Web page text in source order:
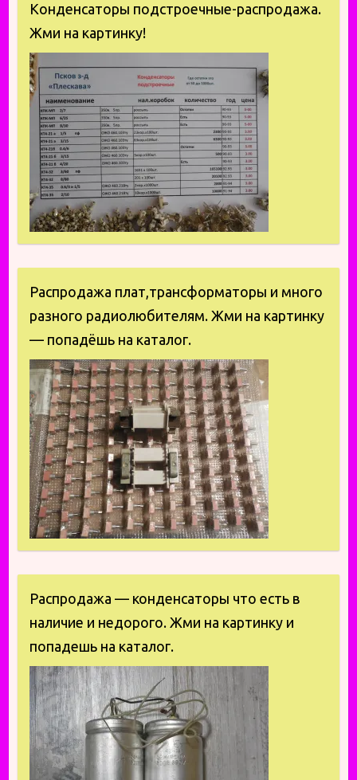
Конденсаторы подстроечные-распродажа.
Жми на картинку!
Распродажа плат,трансформаторы и много
разного радиолюбителям. Жми на картинку
— попадёшь на каталог.
Распродажа — конденсаторы что есть в
наличие и недорого. Жми на картинку и
попадешь на каталог.